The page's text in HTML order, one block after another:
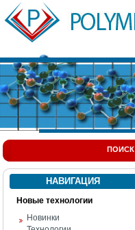
ПОИСК
НАВИГАЦИЯ
Новые технологии
Новинки